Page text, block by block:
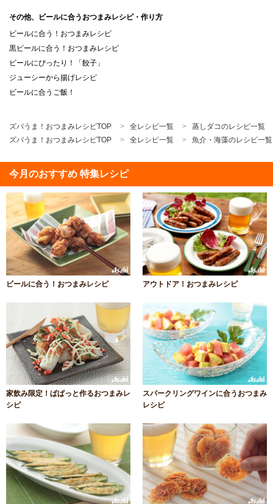
その他、ビールに合うおつまみレシピ・作り方
ビールに合う！おつまみレシピ
黒ビールに合う！おつまみレシピ
ビールにぴったり！「餃子」
ジューシーから揚げレシピ
ビールに合うご飯！
ズバうま！おつまみレシピTOP 全レシピ一覧
蒸しダコのレシピ一覧
ズバうま！おつまみレシピTOP
全レシピ一覧 魚介・海藻のレシピ一覧
今月のおすすめ 特集レシピ
ビールに合う！おつまみレシピ アウトドア！おつまみレシピ
家飲み限定！ぱぱっと作るおつまみレ
シピ
スパークリングワインに合うおつまみ
レシピ